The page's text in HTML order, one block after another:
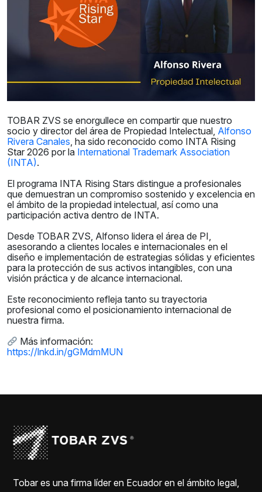
TOBAR ZVS se enorgullece en compartir que nuestro
socio y director del área de Propiedad Intelectual, Alfonso
Rivera Canales, ha sido reconocido como INTA Rising
Star 2026 por la International Trademark Association
(INTA).
El programa INTA Rising Stars distingue a profesionales
que demuestran un compromiso sostenido y excelencia en
el ámbito de la propiedad intelectual, así como una
participación activa dentro de INTA.
Desde TOBAR ZVS, Alfonso lidera el área de PI,
asesorando a clientes locales e internacionales en el
diseño e implementación de estrategias sólidas y eficientes
para la protección de sus activos intangibles, con una
visión práctica y de alcance internacional.
Este reconocimiento refleja tanto su trayectoria
profesional como el posicionamiento internacional de
nuestra firma.
Más información:
https://lnkd.in/gGMdmMUN
Tobar es una firma líder en Ecuador en el ámbito legal,